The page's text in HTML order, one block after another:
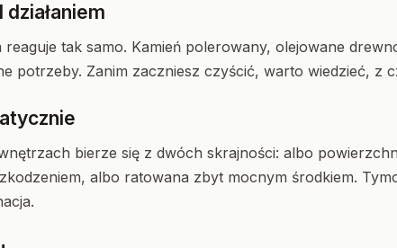
tak samo. Kamień polerowany, olejowane
potrzeby. Zanim zaczniesz czyścić, warto wiedzieć, z
bierze się z dwóch skrajności: albo
albo ratowana zbyt mocnym środkiem.